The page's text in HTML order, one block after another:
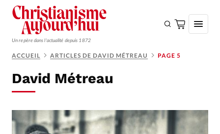
Un repère dans l'actualité depuis 1872
Monde
Opinions
ACCUEIL ARTICLES DE DAVID MÉTREAU PAGE 5
David Métreau